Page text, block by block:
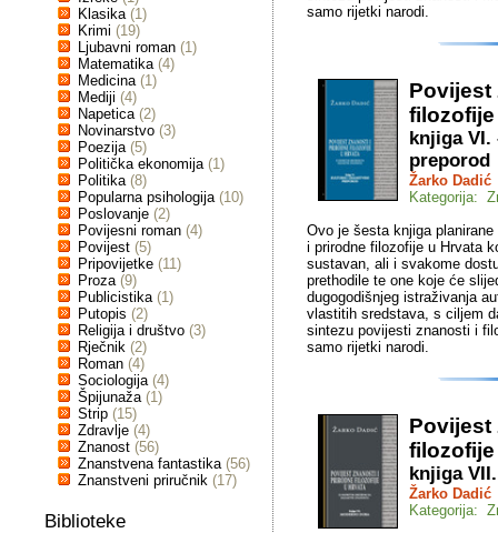
Klasika (1)
Krimi (19)
Ljubavni roman (1)
Matematika (4)
Medicina (1)
Mediji (4)
Napetica (2)
Novinarstvo (3)
Poezija (5)
Politička ekonomija (1)
Politika (8)
Popularna psihologija (10)
Poslovanje (2)
Povijesni roman (4)
Povijest (5)
Pripovijetke (11)
Proza (9)
Publicistika (1)
Putopis (2)
Religija i društvo (3)
Rječnik (2)
Roman (4)
Sociologija (4)
Špijunaža (1)
Strip (15)
Zdravlje (4)
Znanost (56)
Znanstvena fantastika (56)
Znanstveni priručnik (17)
Biblioteke
samo rijetki narodi.
Povijest
filozofije
knjiga
preporod
Žarko Dadić
Kategorija:
Ovo je šesta knjiga
i prirodne filozofije u Hrvata
sustavan, ali i svakome
prethodile te one koje će
dugogodišnjeg istraživanja
vlastitih sredstava, s ciljem
sintezu povijesti znanosti i
samo rijetki narodi.
Povijest
filozofije
knjiga
Žarko Dadić
Kategorija: